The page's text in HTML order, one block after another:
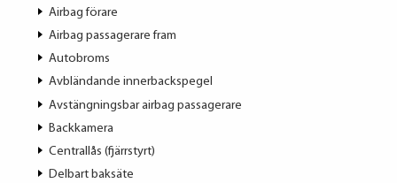
Airbag förare
Airbag passagerare fram
Autobroms
Avbländande innerbackspegel
Avstängningsbar airbag passagerare
Backkamera
Centrallås (fjärrstyrt)
Delbart baksäte